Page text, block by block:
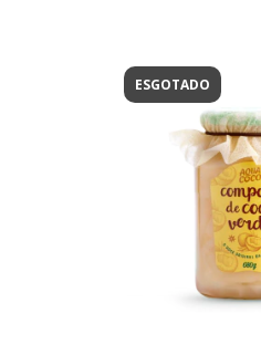
ESGOTADO